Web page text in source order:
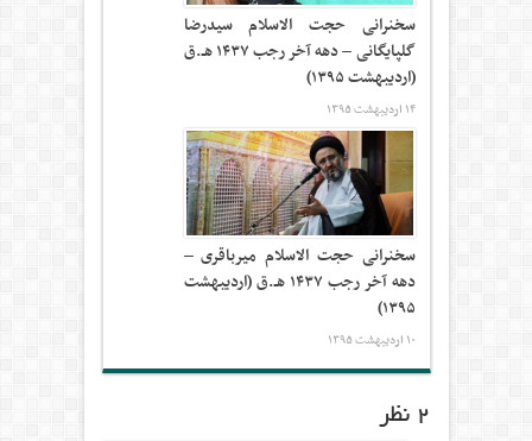
سخنرانی حجت الاسلام سیدرضا
گلپایگانی – دهه آخر رجب ۱۴۳۷ هـ.ق
(اردیبهشت ۱۳۹۵)
۱۴ اردیبهشت ۱۳۹۵
سخنرانی حجت الاسلام میرباقری –
دهه آخر رجب ۱۴۳۷ هـ.ق (اردیبهشت
۱۳۹۵)
۱۰ اردیبهشت ۱۳۹۵
۲ نظر